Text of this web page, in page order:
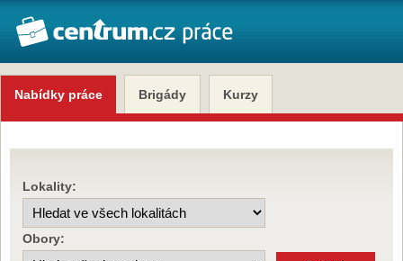
Nabídky práce Brigády Kurzy
Lokality:
Obory: